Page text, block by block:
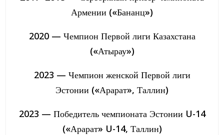
Армении («Бананц»)
2020 — Чемпион Первой лиги Казахстана
(«Атырау»)
2023 — Чемпион женской Первой лиги
Эстонии («Арарат», Таллин)
2023 — Победитель чемпионата Эстонии U-14
(«Арарат» U-14, Таллин)